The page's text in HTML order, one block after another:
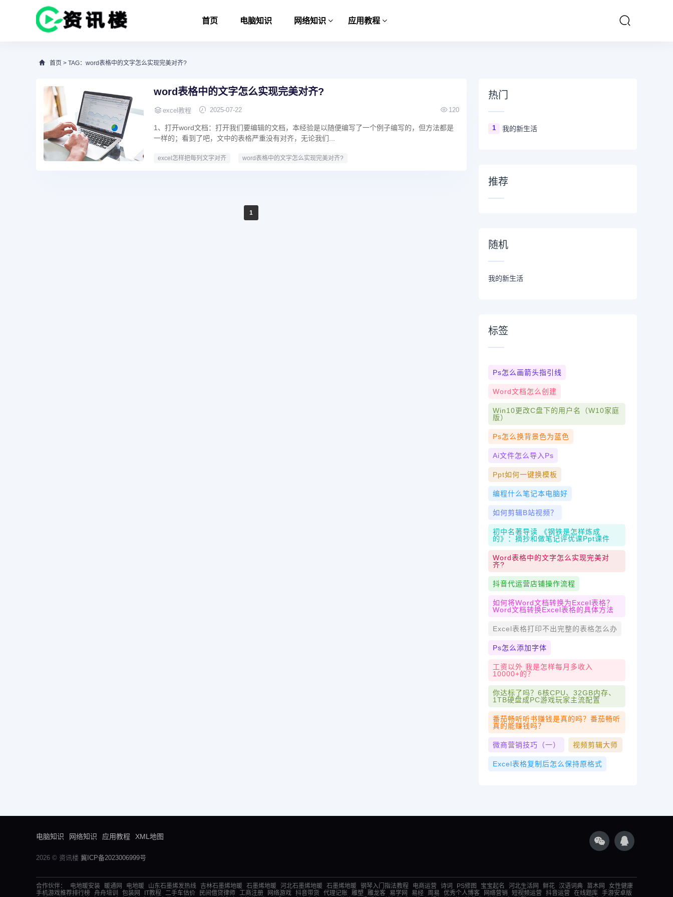
首页 电脑知识 网络知识 应用教程
首页 > TAG：word表格中的文字怎么实现完美对齐?
word表格中的文字怎么实现完美对齐?
excel教程 2025-07-22 120
1、打开word文档：打开我们要编辑的文档，本经验是以随便编写了一个例子编写的，但方法都是
一样的；看到了吧，文中的表格严重没有对齐，无论我们...
excel怎样把每列文字对齐 word表格中的文字怎么实现完美对齐?
1
热门
1 我的新生活
推荐
随机
我的新生活
标签
Ps怎么画箭头指引线
Word文档怎么创建
Win10更改c盘下的用户名（w10家庭
版）
Ps怎么换背景色为蓝色
Ai文件怎么导入ps
Ppt如何一键换模板
编程什么笔记本电脑好
如何剪辑B站视频？
初中名著导读 《钢铁是怎样炼成
的》：摘抄和做笔记评优课ppt课件
Word表格中的文字怎么实现完美对
齐?
抖音代运营店铺操作流程
如何将Word文档转换为Excel表格？
Word文档转换Excel表格的具体方法
Excel表格打印不出完整的表格怎么办
Ps怎么添加字体
工资以外 我是怎样每月多收入
10000+的？
你达标了吗？6核CPU、32GB内存、
1TB硬盘成PC游戏玩家主流配置
番茄畅听听书赚钱是真的吗？番茄畅听
真的能赚钱吗？
微商营销技巧（一） 视频剪辑大师
Excel表格复制后怎么保持原格式
电脑知识 网络知识 应用教程 XML地图
2026 © 资讯楼 冀ICP备2023006999号
合作伙伴： 电地暖安装 暖通网 电地暖 山东石墨烯发热线 吉林石墨烯地暖 石墨烯地暖 河北石墨烯地暖 石墨烯地暖 钢琴入门指法教程 电商运营 诗词 PS修图 宝宝起名 河北生活网 鲜花 汉语词典 苗木网
女性健康
手机游戏推荐排行榜 舟舟培训 包装网 IT教程 二手车估价 民间借贷律师 工商注册 网络游戏 抖音带货 代理记账 雕塑 雕龙客 易学网 易经 周易 优秀个人博客 网络营销 短视频运营 抖音运营 在线题库 手游安卓版